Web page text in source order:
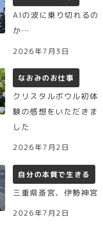
AIの波に乗り切れるの
か…
2026年7月3日
なおみのお仕事
クリスタルボウル初体
験の感想をいただきま
した
2026年7月2日
自分の本質で生きる
三重県斎宮、伊勢神宮
2026年7月2日